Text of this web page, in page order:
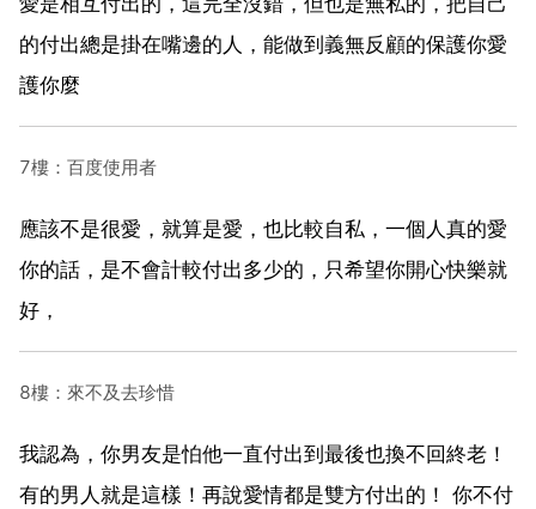
的付出總是掛在嘴邊的人，能做到義無反顧的保護你愛
護你麼
7樓：百度使用者
應該不是很愛，就算是愛，也比較自私，一個人真的愛
你的話，是不會計較付出多少的，只希望你開心快樂就
好，
8樓：來不及去珍惜
我認為，你男友是怕他一直付出到最後也換不回終老！
有的男人就是這樣！再說愛情都是雙方付出的！ 你不付